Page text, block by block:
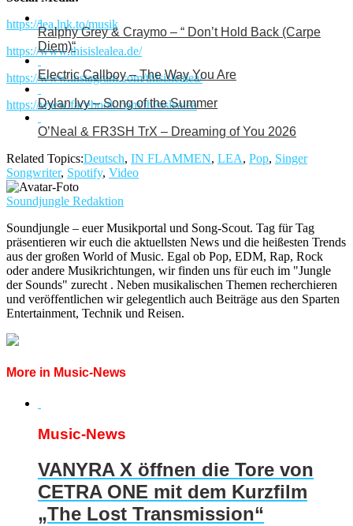
https://lea.lnk.to/musik
https://www.thisislealea.de/
https://www.instagram.com/thisislealea/
https://www.facebook.com/thisislealea
Ralphy Grey & Craymo – “ Don’t Hold Back (Carpe
Diem)“
Electric Callboy – The Way You Are
Dylan Ivy – Song of the Summer
O’Neal & FR3SH TrX – Dreaming of You 2026
Related Topics:Deutsch, IN FLAMMEN, LEA, Pop, Singer
Songwriter, Spotify, Video
Soundjungle Redaktion
Soundjungle – euer Musikportal und Song-Scout. Tag für Tag
präsentieren wir euch die aktuellsten News und die heißesten Trends
aus der großen World of Music. Egal ob Pop, EDM, Rap, Rock
oder andere Musikrichtungen, wir finden uns für euch im "Jungle
der Sounds" zurecht . Neben musikalischen Themen recherchieren
und veröffentlichen wir gelegentlich auch Beiträge aus den Sparten
Entertainment, Technik und Reisen.
More in Music-News
Music-News
VANYRA X öffnen die Tore von
CETRA ONE mit dem Kurzfilm
„The Lost Transmission“